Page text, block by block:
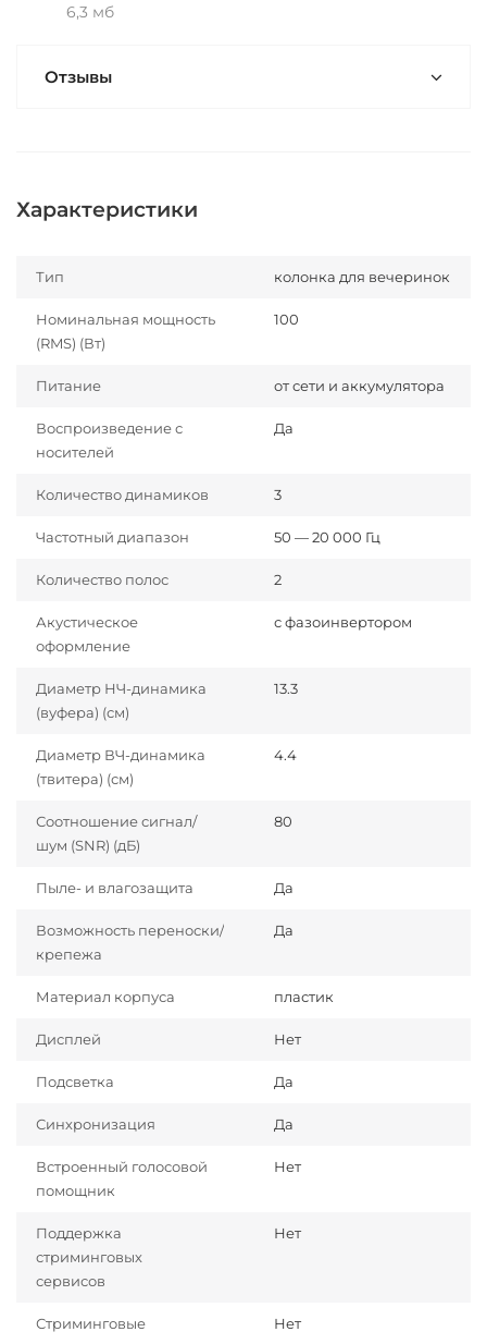
6,3 мб
Отзывы
Характеристики
Тип колонка для вечеринок
Номинальная мощность
(RMS) (Вт)
100
Питание от сети и аккумулятора
Воспроизведение с
носителей
Да
Количество динамиков 3
Частотный диапазон 50 — 20 000 Гц
Количество полос 2
Акустическое
оформление
с фазоинвертором
Диаметр НЧ-динамика
(вуфера) (см)
13.3
Диаметр ВЧ-динамика
(твитера) (см)
4.4
Соотношение сигнал/
шум (SNR) (дБ)
80
Пыле- и влагозащита Да
Возможность переноски/
крепежа
Да
Материал корпуса пластик
Дисплей Нет
Подсветка Да
Синхронизация Да
Встроенный голосовой
помощник
Нет
Поддержка
стриминговых
сервисов
Нет
Стриминговые
Нет